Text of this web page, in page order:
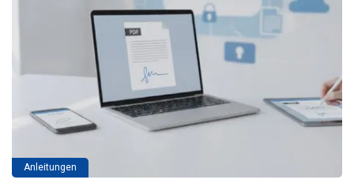
Anleitungen